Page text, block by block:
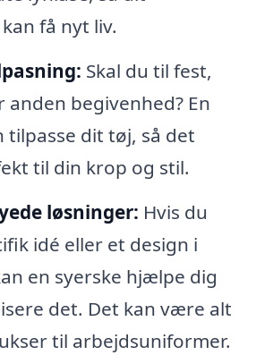
få nyt liv.
Skal du til fest,
anden begivenhed? En
tilpasse dit tøj, så det
til din krop og stil.
løsninger: Hvis du
idé eller et design i
en syerske hjælpe dig
det. Det kan være alt
til arbejdsuniformer.